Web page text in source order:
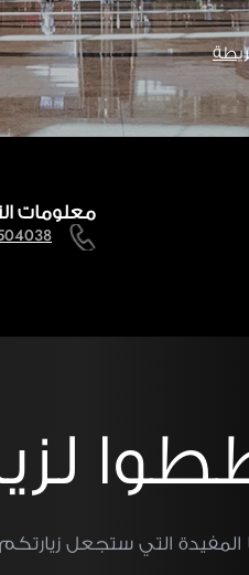
معلومات
المفيدة التي ستجعل